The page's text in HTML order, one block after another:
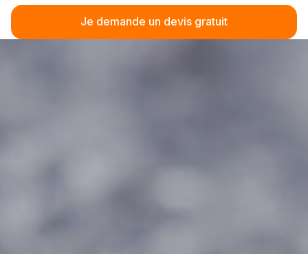
Je demande un devis gratuit